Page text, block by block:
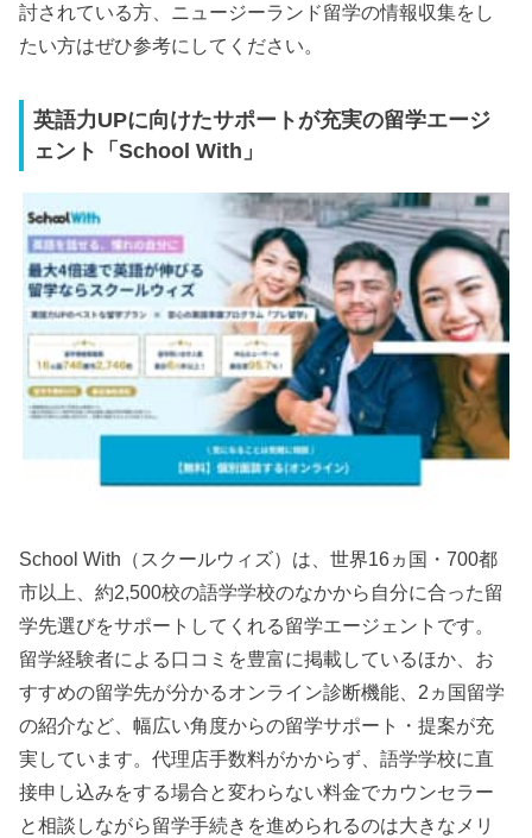
討されている方、ニュージーランド留学の情報収集をし
たい方はぜひ参考にしてください。
英語力UPに向けたサポートが充実の留学エージ
ェント「School With」
School With（スクールウィズ）は、世界16ヵ国・700都
市以上、約2,500校の語学学校のなかから自分に合った留
学先選びをサポートしてくれる留学エージェントです。
留学経験者による口コミを豊富に掲載しているほか、お
すすめの留学先が分かるオンライン診断機能、2ヵ国留学
の紹介など、幅広い角度からの留学サポート・提案が充
実しています。代理店手数料がかからず、語学学校に直
接申し込みをする場合と変わらない料金でカウンセラー
と相談しながら留学手続きを進められるのは大きなメリ